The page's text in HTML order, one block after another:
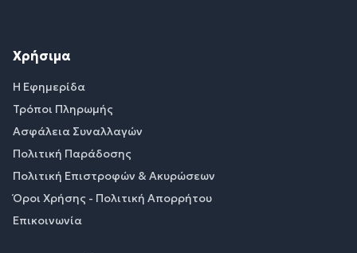
Χρήσιμα
Η Εφημερίδα
Τρόποι Πληρωμής
Ασφάλεια Συναλλαγών
Πολιτική Παράδοσης
Πολιτική Επιστροφών & Ακυρώσεων
Όροι Χρήσης - Πολιτική Απορρήτου
Επικοινωνία